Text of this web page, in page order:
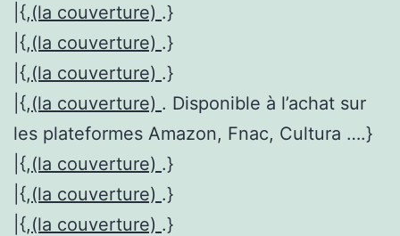
|{,(la couverture) .}
|{,(la couverture) .}
|{,(la couverture) .}
|{,(la couverture) . Disponible à l’achat sur
les plateformes Amazon, Fnac, Cultura ….}
|{,(la couverture) .}
|{,(la couverture) .}
|{,(la couverture) .}